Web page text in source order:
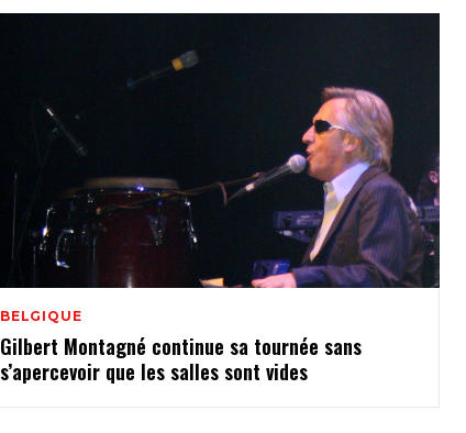
BELGIQUE
Gilbert Montagné continue sa tournée sans
s’apercevoir que les salles sont vides